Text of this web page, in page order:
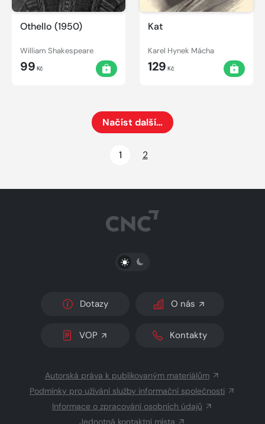
Othello (1950)
William Shakespeare
99 Kč
Kat
Karel Hynek Mácha
129 Kč
Načíst další…
1
2
PŘEPNOUT SVĚTLÝ/TMAVÝ REŽIM
Dotazy O nás
VOP Kontakty
Autorská práva k publikovaným materiálům
Podmínky pro užívání služby informační společnosti
Informace o zpracování osobních údajů
Jednotná kontaktní místa